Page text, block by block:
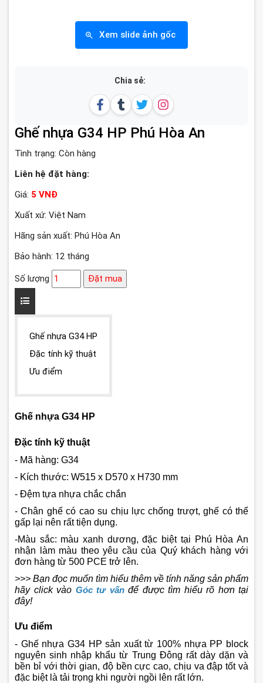
Xem slide ảnh gốc
Chia sẻ:
Ghế nhựa G34 HP Phú Hòa An
Tình trạng: Còn hàng
Liên hệ đặt hàng:
Giá: 5 VNĐ
Xuất xứ: Việt Nam
Hãng sản xuất: Phú Hòa An
Bảo hành: 12 tháng
Số lượng Đặt mua
Ghế nhựa G34 HP
Đặc tính kỹ thuật
Ưu điểm
Ghế nhựa G34 HP
Đặc tính kỹ thuật
- Mã hàng: G34
- Kích thước: W515 x D570 x H730 mm
- Đệm tựa nhựa chắc chắn
- Chân ghế có cao su chịu lực chống trượt, ghế có thể
gấp lại nên rất tiện dụng.
-Màu sắc: màu xanh dương, đặc biệt tại Phú Hòa An
nhận làm màu theo yêu cầu của Quý khách hàng với
đơn hàng từ 500 PCE trở lên.
>>> Bạn đọc muốn tìm hiểu thêm về tính năng sản phẩm
hãy click vào Góc tư vấnđể được tìm hiểu rõ hơn tại
đây!
Ưu điểm
- Ghế nhựa G34 HP sản xuất từ 100% nhựa PP block
nguyên sinh nhập khẩu từ Trung Đông rất dày dặn và
bền bỉ với thời gian, độ bền cực cao, chịu va đập tốt và
đặc biệt là tải trọng khi người ngồi lên rất lớn.